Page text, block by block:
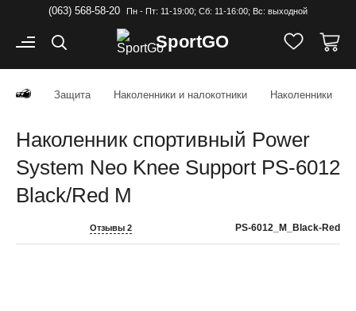
(063) 568-58-20 Пн - Пт: 11-19:00; Cб: 11-16:00; Вс: выходной
SportGO
Защита Наколенники и налокотники Наколенники
Наколенник спортивный Power
System Neo Knee Support PS-6012
Black/Red M
Отзывы 2 PS-6012_M_Black-Red